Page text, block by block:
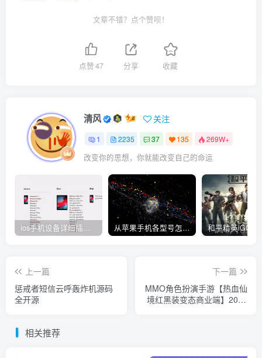
文章不错？点个赞呗！
点赞47 分享 收藏
清风 关注
1 2235 37 135 269W+
改变你的思想，你就能改变自己的命运
ios手机设备详细插件平刷教程 从苹果手机各型号怎么越狱到怎么开科技完整教程
上一篇
惩戒者短信云呼轰炸机源码
全开源
下一篇
MMO角色扮演手游【热血仙
境红黑装变态商业端】2021
相关推荐